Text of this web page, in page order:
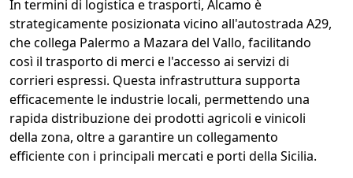
In termini di logistica e trasporti, Alcamo è
strategicamente posizionata vicino all'autostrada A29,
che collega Palermo a Mazara del Vallo, facilitando
così il trasporto di merci e l'accesso ai servizi di
corrieri espressi. Questa infrastruttura supporta
efficacemente le industrie locali, permettendo una
rapida distribuzione dei prodotti agricoli e vinicoli
della zona, oltre a garantire un collegamento
efficiente con i principali mercati e porti della Sicilia.